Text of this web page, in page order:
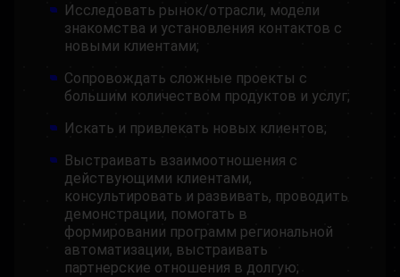
Исследовать рынок/отрасли, модели
знакомства и установления контактов с
новыми клиентами;
Сопровождать сложные проекты с
большим количеством продуктов и услуг;
Искать и привлекать новых клиентов;
Выстраивать взаимоотношения с
действующими клиентами,
консультировать и развивать, проводить
демонстрации, помогать в
формировании программ региональной
автоматизации, выстраивать
партнерские отношения в долгую;